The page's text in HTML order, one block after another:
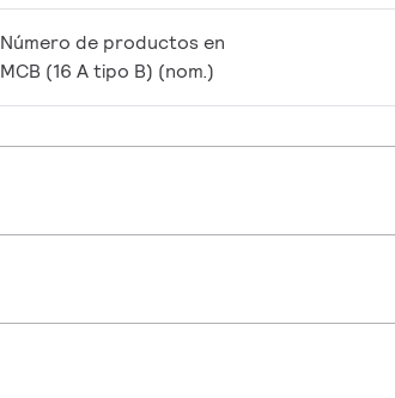
Número de productos en
MCB (16 A tipo B) (nom.)